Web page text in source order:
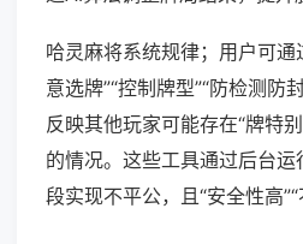
哈灵麻将系统规律；用户可通
意选牌”“控制牌型”“防检测防
反映其他玩家可能存在“牌特
的情况。这些工具通过后台
段实现不平公，且“安全性高”“